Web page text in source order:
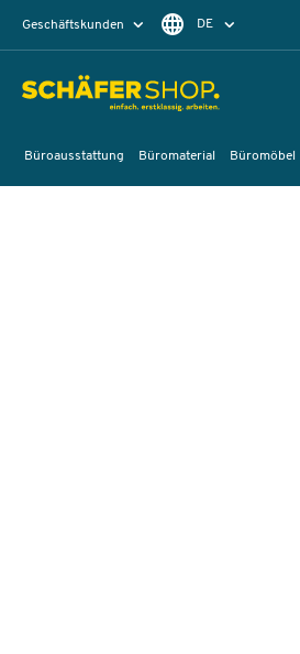
Geschäftskunden DE
Büroausstattung Büromaterial Büromöbel